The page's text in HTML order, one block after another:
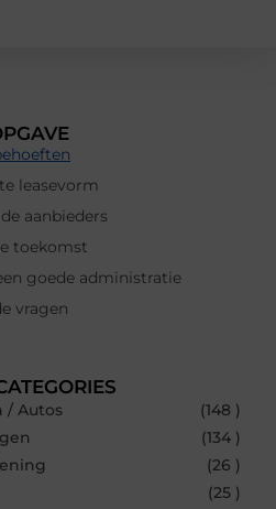
leasevorm
aanbieders
toekomst
goede administratie
vragen
/ Autos
(148 )
(134 )
(26 )
(25 )